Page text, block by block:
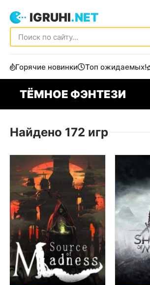
IGRUHI.NET
Горячие новинки Топ ожидаемых!
ТЁМНОЕ ФЭНТЕЗИ
Найдено 172 игр